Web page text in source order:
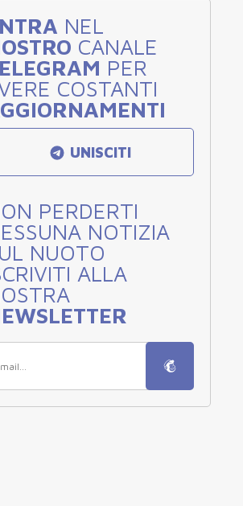
NEL
CANALE
PER
COSTANTI
UNISCITI
PERDERTI
NOTIZIA
NUOTO
ALLA